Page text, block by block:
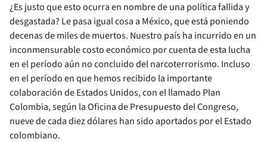
¿Es justo que esto ocurra en nombre de una política fallida y
desgastada? Le pasa igual cosa a México, que está poniendo
decenas de miles de muertos. Nuestro país ha incurrido en un
inconmensurable costo económico por cuenta de esta lucha
en el período aún no concluido del narcoterrorismo. Incluso
en el período en que hemos recibido la importante
colaboración de Estados Unidos, con el llamado Plan
Colombia, según la Oficina de Presupuesto del Congreso,
nueve de cada diez dólares han sido aportados por el Estado
colombiano.